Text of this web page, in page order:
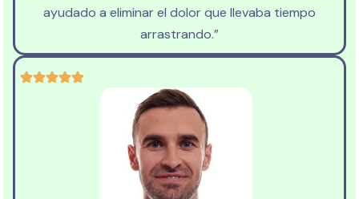
ayudado a eliminar el dolor que llevaba tiempo
arrastrando.”